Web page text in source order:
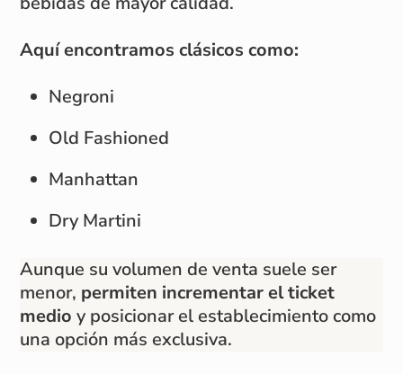
Aquí encontramos clásicos como:
Negroni
Old Fashioned
Manhattan
Dry Martini
Aunque su volumen de venta suele ser
menor, permiten incrementar el ticket
medioy posicionar el establecimiento como
una opción más exclusiva.